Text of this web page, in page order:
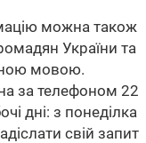
можна також
України та
мовою.
за телефоном 22
дні: з понеділка
свій запит